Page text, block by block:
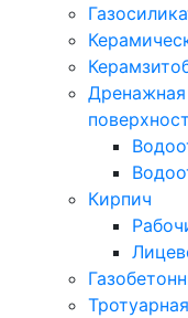
Дренажная
Кирпич